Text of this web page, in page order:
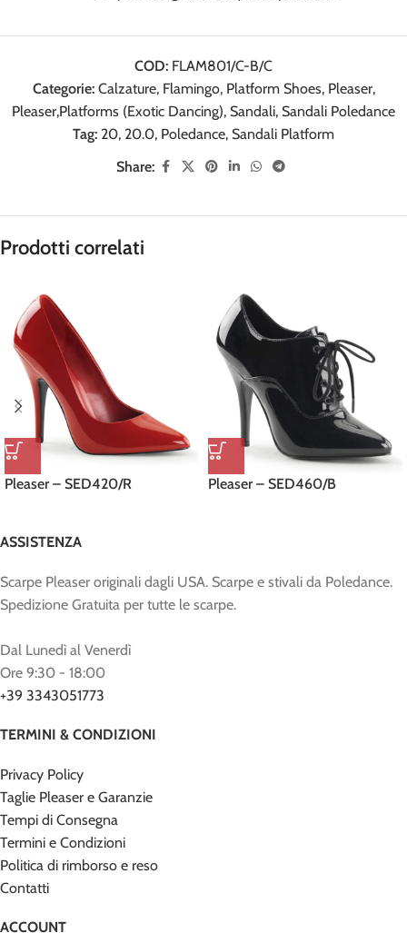
COD: FLAM801/C-B/C
Categorie: Calzature, Flamingo, Platform Shoes, Pleaser,
Pleaser,Platforms (Exotic Dancing), Sandali, Sandali Poledance
Tag: 20, 20.0, Poledance, Sandali Platform
Share:
Prodotti correlati
Pleaser – SED420/R Pleaser – SED460/B
ASSISTENZA
Scarpe Pleaser originali dagli USA. Scarpe e stivali da Poledance.
Spedizione Gratuita per tutte le scarpe.
Dal Lunedì al Venerdì
Ore 9:30 - 18:00
+39 3343051773
TERMINI & CONDIZIONI
Privacy Policy
Taglie Pleaser e Garanzie
Tempi di Consegna
Termini e Condizioni
Politica di rimborso e reso
Contatti
ACCOUNT